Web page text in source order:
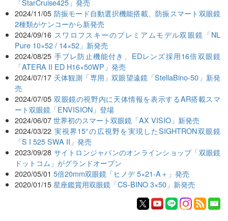
「StarCruise425」発売
2024/11/05 防振モード自動選択機能搭載、防振スマート双眼鏡
2種類がケンコーから新発売
2024/09/16 スワロフスキーのプレミアムモデル双眼鏡「NL
Pure 10×52 / 14×52」新発売
2024/08/25 手ブレ防止機能付き、EDレンズ採用16倍双眼鏡
「ATERA II ED H16×50WP」発売
2024/07/17 天体観測「専用」双眼望遠鏡「StellaBino-50」新発
売
2024/07/05 双眼鏡の視野内に天体情報を表示するAR搭載スマ
ート双眼鏡「ENVISION」登場
2024/06/07 世界初のスマート双眼鏡「AX VISIO」新発売
2024/03/22 実視界15°の広視野を実現したSIGHTRON双眼鏡
「S I 525 SWA II」発売
2023/09/28 サイトロンジャパンのオンラインショップ「双眼鏡
ドットコム」がグランドオープン
2020/05/01 5倍20mm双眼鏡「ヒノデ 5×21-A＋」発売
2020/01/15 星座鑑賞用双眼鏡「CS-BINO 3×50」新発売